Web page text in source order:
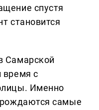
спустя
становится
Самарской
время с
Именно
самые